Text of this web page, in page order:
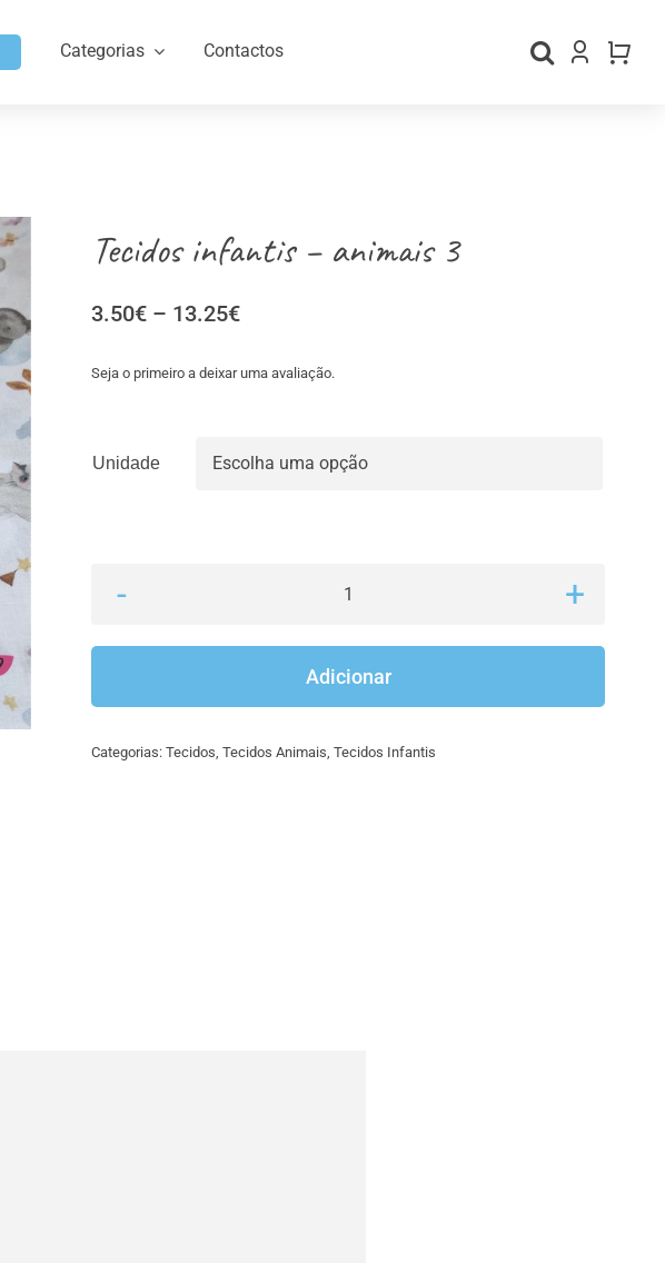
Categorias Contactos
Tecidos infantis – animais 3
3.50€ – 13.25€Price
3.50€
Seja o primeiro a deixar uma avaliação.
Unidade
Quantidade
Tecidos
animais
Adicionar
Categorias: Tecidos Tecidos Animais Tecidos Infantis